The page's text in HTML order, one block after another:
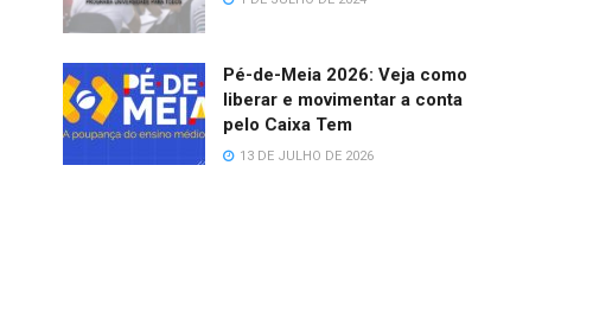
Pé-de-Meia 2026: Veja como
liberar e movimentar a conta
pelo Caixa Tem
13 DE JULHO DE 2026